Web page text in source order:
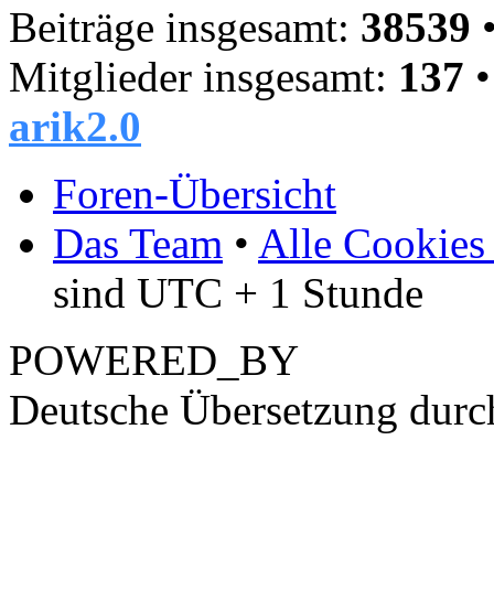
Beiträge insgesamt: 38539
Mitglieder insgesamt: 137
arik2.0
Foren-Übersicht
Das Team • Alle Cookies
sind UTC + 1 Stunde
POWERED_BY
Deutsche Übersetzung